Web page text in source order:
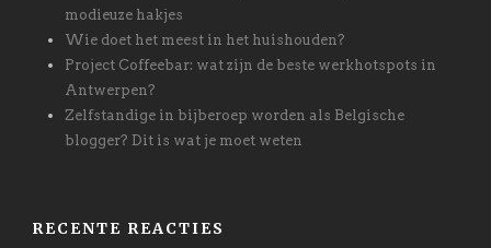
modieuze hakjes
Wie doet het meest in het huishouden?
Project Coffeebar: wat zijn de beste werkhotspots in
Antwerpen?
Zelfstandige in bijberoep worden als Belgische
blogger? Dit is wat je moet weten
RECENTE REACTIES